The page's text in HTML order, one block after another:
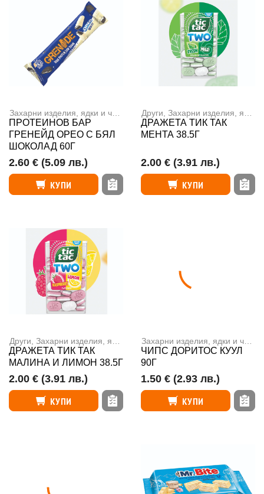
Протеинови
ПРОТЕИНОВ БАР
ГРЕНЕЙД ОРЕО С БЯЛ
ШОКОЛАД 60Г
2.60 € (5.09 лв.)
КУПИ
Други Захарни изделия, ядки и чипс
ДРАЖЕТА ТИК ТАК
МЕНТА 38.5Г
2.00 € (3.91 лв.)
КУПИ
Други Захарни изделия, ядки и чипс
ДРАЖЕТА ТИК ТАК
МАЛИНА И ЛИМОН 38.5Г
2.00 € (3.91 лв.)
КУПИ
ЧИПС ДОРИТОС КУУЛ
90Г
1.50 € (2.93 лв.)
КУПИ